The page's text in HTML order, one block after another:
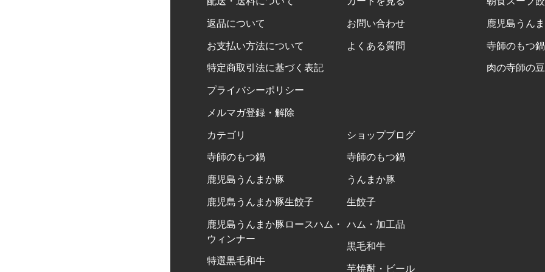
返品について
お支払い方法について
特定商取引法に基づく表記
プライバシーポリシー
メルマガ登録・解除
お問い合わせ
よくある質問
鹿児島うん
寺師のもつ
肉の寺師の
カテゴリ
寺師のもつ鍋
鹿児島うんまか豚
鹿児島うんまか豚生餃子
鹿児島うんまか豚ロースハム・
ウィンナー
特選黒毛和牛
ショップブログ
寺師のもつ鍋
うんまか豚
生餃子
ハム・加工品
黒毛和牛
芋焼酎・ビール